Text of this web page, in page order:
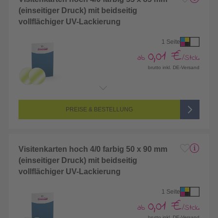
(einseitiger Druck) mit beidseitig
vollflächiger UV-Lackierung
1 Seite
ab 0,01 €/Stck.
brutto inkl. DE-Versand
Seitenanzahl: 1-seitig (Vorderseite bedruckt, Rückseite unbedruckt)
4/0-farbig CMYK (vollfarbig bedruckt)
PREISE & BESTELLUNG
Visitenkarten hoch 4/0 farbig 50 x 90 mm
(einseitiger Druck) mit beidseitig
vollflächiger UV-Lackierung
1 Seite
ab 0,01 €/Stck.